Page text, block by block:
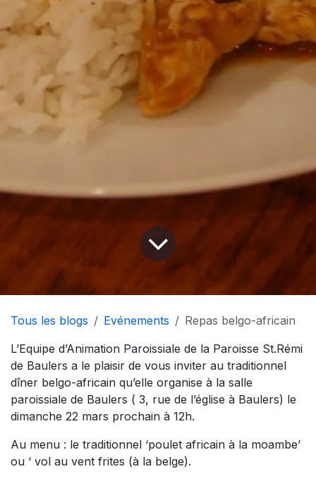
Tous les blogs Evénements
Repas belgo-africain
L’Equipe d’Animation Paroissiale de la Paroisse St.Rémi
de Baulers a le plaisir de vous inviter au traditionnel
dîner belgo-africain qu’elle organise à la salle
paroissiale de Baulers ( 3, rue de l’église à Baulers) le
dimanche 22 mars prochain à 12h.
Au menu : le traditionnel ‘poulet africain à la moambe’
ou ‘ vol au vent frites (à la belge).